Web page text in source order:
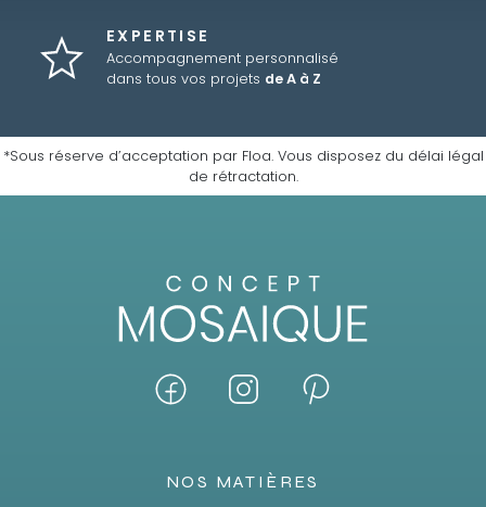
EXPERTISE
Accompagnement personnalisé
dans tous vos projets de A à Z
*Sous réserve d’acceptation par Floa. Vous disposez du délai légal
de rétractation.
NOS MATIÈRES